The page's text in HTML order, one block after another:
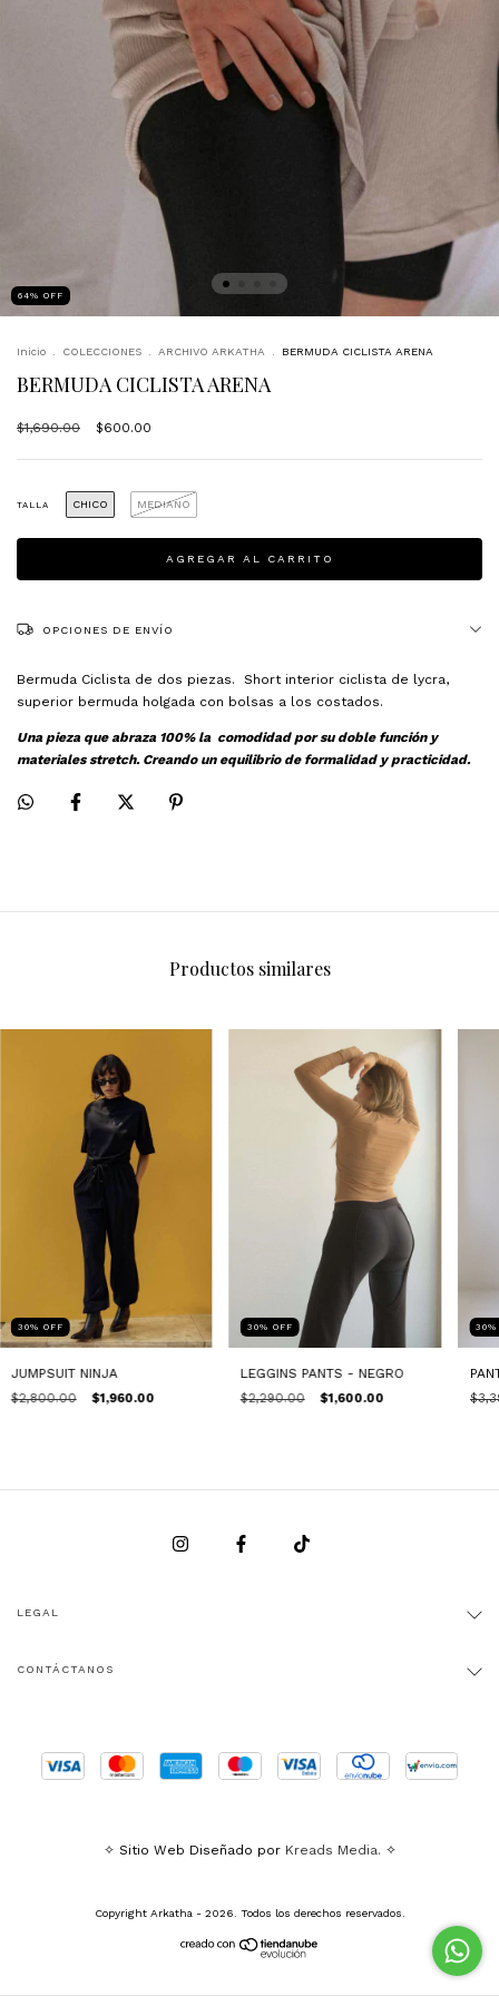
64% OFF
Inicio COLECCIONES ARCHIVO ARKATHA BERMUDA CICLISTA ARENA
BERMUDA CICLISTA ARENA
$1,690.00 $600.00
TALLA CHICO MEDIANO
OPCIONES DE ENVÍO
Bermuda Ciclista de dos piezas. Short interior ciclista de lycra,
superior bermuda holgada con bolsas a los costados.
Una pieza que abraza 100% la comodidad por su doble función y
materiales stretch. Creando un equilibrio de formalidad y practicidad.
Productos similares
30% OFF
JUMPSUIT NINJA
$2,800.00 $1,960.00
30% OFF
LEGGINS PANTS - NEGRO
$2,290.00 $1,600.00
30
LEGAL
CONTÁCTANOS
✧ Sitio Web Diseñado por Kreads Media. ✧
Copyright Arkatha - 2026. Todos los derechos reservados.